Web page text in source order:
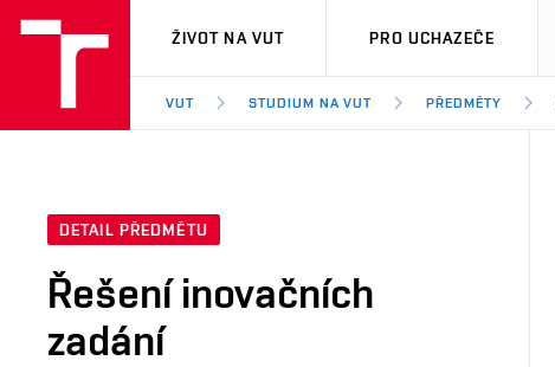
VUT
ŽIVOT NA VUT PRO UCHAZEČE
VUT STUDIUM NA VUT PŘEDMĚTY
DETAIL PŘEDMĚTU
Řešení inovačních
zadání